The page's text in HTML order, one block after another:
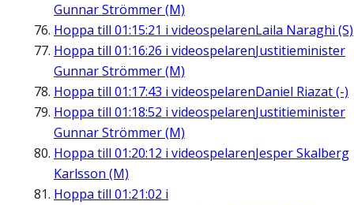
Gunnar Strömmer (M)
Hoppa till 01:15:21 i videospelarenLaila Naraghi (S)
Hoppa till 01:16:26 i videospelarenJustitieminister
Gunnar Strömmer (M)
Hoppa till 01:17:43 i videospelarenDaniel Riazat (-)
Hoppa till 01:18:52 i videospelarenJustitieminister
Gunnar Strömmer (M)
Hoppa till 01:20:12 i videospelarenJesper Skalberg
Karlsson (M)
Hoppa till 01:21:02 i